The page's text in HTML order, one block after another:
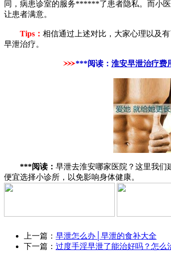
同，病患诊室的服务******了患者隐私。而小
让患者满意。
Tips： 相信通过上述对比，大家心理以及
早泄治疗。
***阅读： 淮安早泄治疗费
***阅读： 早泄去淮安哪家医院？这里我们
便宜选择小诊所，以免影响身体健康。
上一篇： 早泄怎么办│早泄的食补大全
下一篇： 过度手淫早泄了能治好吗？怎么